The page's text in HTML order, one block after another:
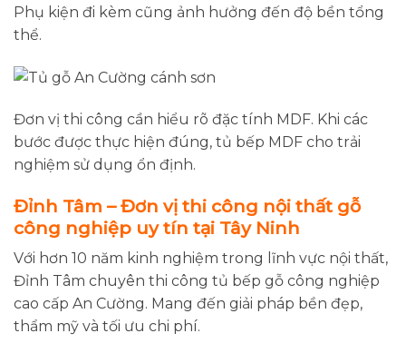
Phụ kiện đi kèm cũng ảnh hưởng đến độ bền tổng
thể.
Đơn vị thi công cần hiểu rõ đặc tính MDF. Khi các
bước được thực hiện đúng, tủ bếp MDF cho trải
nghiệm sử dụng ổn định.
Đỉnh Tâm – Đơn vị thi công nội thất gỗ
công nghiệp uy tín tại Tây Ninh
Với hơn 10 năm kinh nghiệm trong lĩnh vực nội thất,
Đỉnh Tâm chuyên thi công tủ bếp gỗ công nghiệp
cao cấp An Cường. Mang đến giải pháp bền đẹp,
thẩm mỹ và tối ưu chi phí.